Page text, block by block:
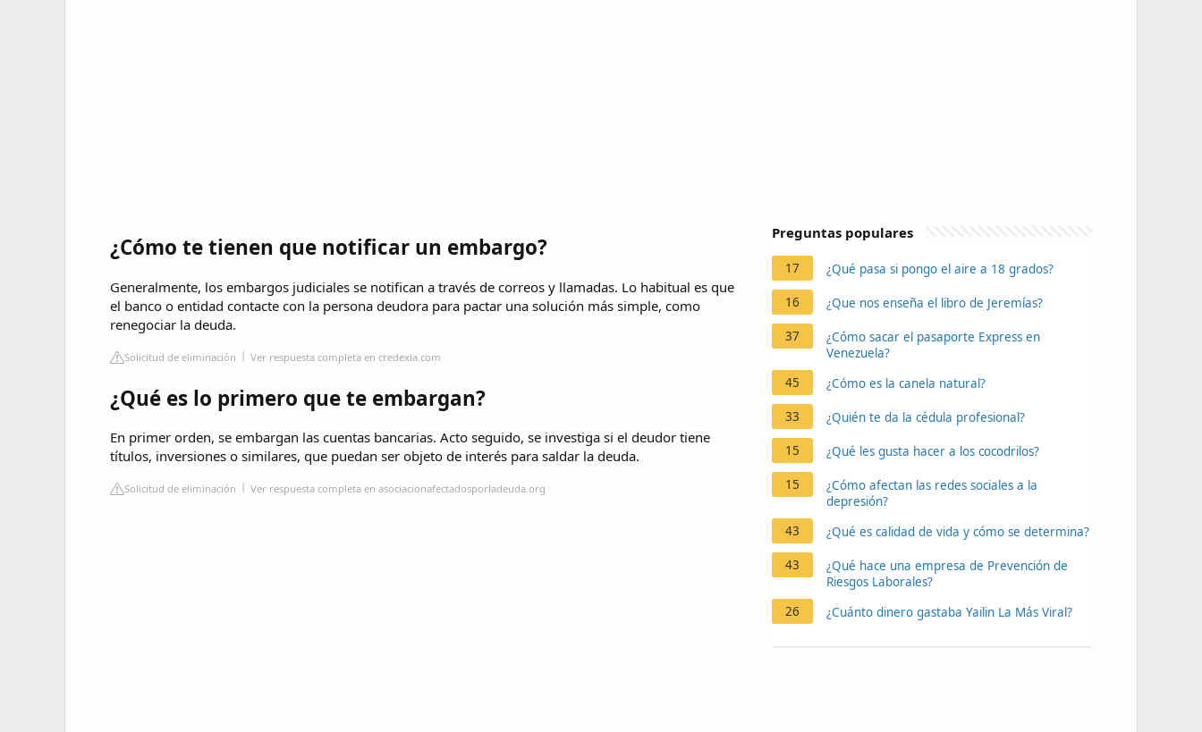
¿Cómo te tienen que notificar un embargo?
Generalmente, los embargos judiciales se notifican a través de correos y llamadas. Lo habitual es que
el banco o entidad contacte con la persona deudora para pactar una solución más simple, como
renegociar la deuda.
Solicitud de eliminación Ver respuesta completa en credexia.com
¿Qué es lo primero que te embargan?
En primer orden, se embargan las cuentas bancarias. Acto seguido, se investiga si el deudor tiene
títulos, inversiones o similares, que puedan ser objeto de interés para saldar la deuda.
Solicitud de eliminación Ver respuesta completa en asociacionafectadosporladeuda.org
Preguntas populares
17 ¿Qué pasa si pongo el aire a 18 grados?
16 ¿Que nos enseña el libro de Jeremías?
37
¿Cómo sacar el pasaporte Express en
Venezuela?
45
¿Cómo es la canela natural?
33 ¿Quién te da la cédula profesional?
15 ¿Qué les gusta hacer a los cocodrilos?
15
¿Cómo afectan las redes sociales a la
depresión?
43
¿Qué es calidad de vida y cómo se determina?
43
¿Qué hace una empresa de Prevención de
Riesgos Laborales?
26
¿Cuánto dinero gastaba Yailin La Más Viral?